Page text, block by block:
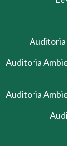
Auditoria
Auditoria
Auditoria